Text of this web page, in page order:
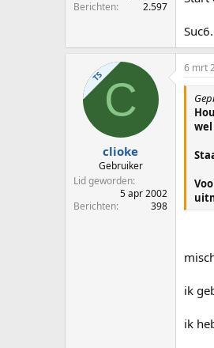
Berichten
2.597
Suc6.
TSC
clioke
Gebruiker
Lid geworden
5 apr 2002
Berichten
398
6 mrt
ik
ik